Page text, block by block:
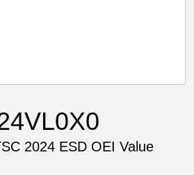
2024 ESD OEI Value